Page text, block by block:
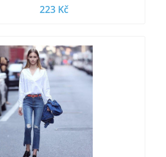
223 Kč